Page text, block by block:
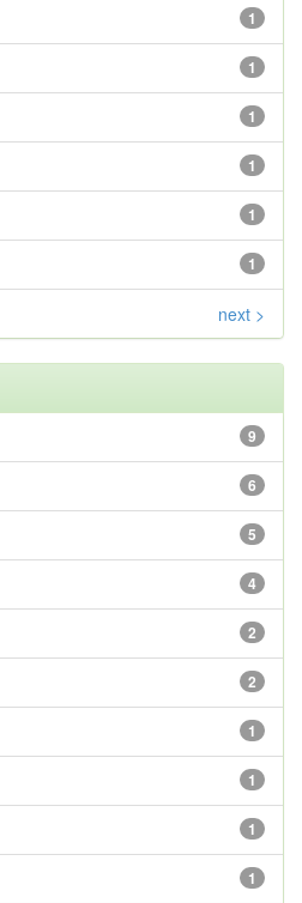
1
1
1
1
1
1
next >
9
6
5
4
2
2
1
1
1
1